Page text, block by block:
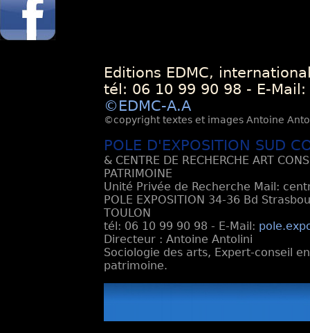
Editions EDMC,
tél: 06 10 99 90 98 - E-Mail:
©EDMC-A.A
©copyright textes et images Antoine
POLE D'EXPOSITION SUD
& CENTRE DE RECHERCHE ART
PATRIMOINE
Unité Privée de Recherche Mail:
POLE EXPOSITION 34-36 Bd
TOULON
tél: 06 10 99 90 98 - E-Mail:
Directeur : Antoine Antolini
Sociologie des arts, Expert-conseil
patrimoine.